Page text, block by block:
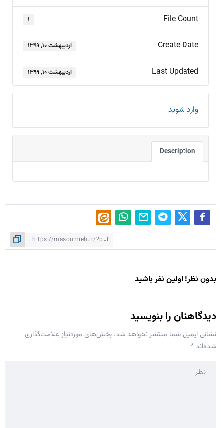
File Count ۱
Create Date اردیبهشت ۱۰, ۱۳۹۹
Last Updated اردیبهشت ۱۰, ۱۳۹۹
وارد شوید
Description
بدون نظر! اولین نفر باشید
دیدگاهتان را بنویسید
نشانی ایمیل شما منتشر نخواهد شد. بخش‌های موردنیاز علامت‌گذاری
شده‌اند*